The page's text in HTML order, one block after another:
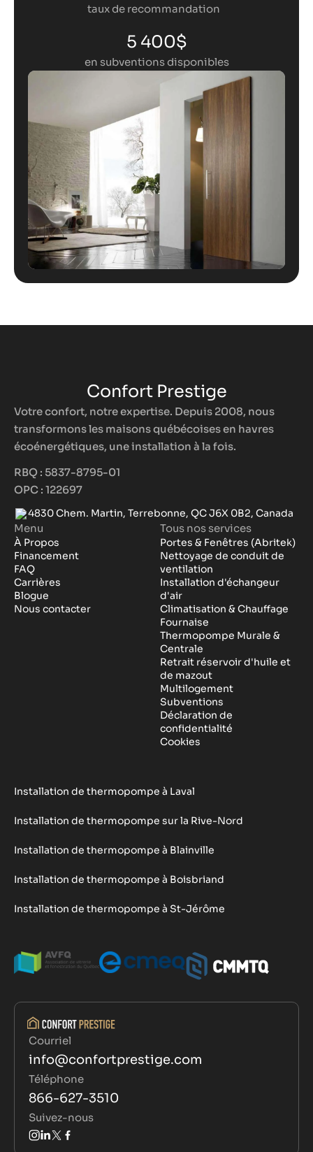
taux de recommandation
5 400$
en subventions disponibles
Confort Prestige
Votre confort, notre expertise. Depuis 2008, nous
transformons les maisons québécoises en havres
écoénergétiques, une installation à la fois.
RBQ : 5837-8795-01
OPC : 122697
4830 Chem. Martin, Terrebonne, QC J6X 0B2, Canada
Menu
À Propos
Financement
FAQ
Carrières
Blogue
Nous contacter
Tous nos services
Portes & Fenêtres (Abritek)
Nettoyage de conduit de
ventilation
Installation d'échangeur
d'air
Climatisation & Chauffage
Fournaise
Thermopompe Murale &
Centrale
Retrait réservoir d'huile et
de mazout
Multilogement
Subventions
Déclaration de
confidentialité
Cookies
Installation de thermopompe à Laval
Installation de thermopompe sur la Rive-Nord
Installation de thermopompe à Blainville
Installation de thermopompe à Boisbriand
Installation de thermopompe à St-Jérôme
Courriel
info@confortprestige.com
Téléphone
866-627-3510
Suivez-nous